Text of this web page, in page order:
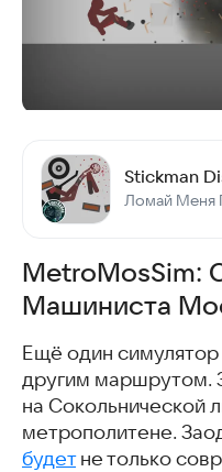
Stickman
MetroMosSim:
Машиниста
Ещё один
другим маршрутом.
на Сокольнической
метрополитене.
будетне только